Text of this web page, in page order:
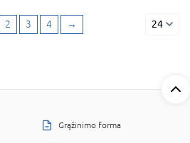
2 3 4 → 24
Grąžinimo forma